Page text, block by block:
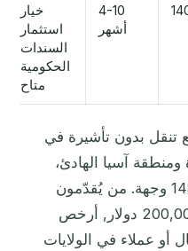
4-10
أشهر
خيار
استثمار
السندات
الحكومية
متاح
تنقل بدون تأشيرة في
آسيا الهادئ،
بـ148 وجهة. من يُقدّمون
بـ200,000 دولار, أرخص
أو عملاء في الولايات